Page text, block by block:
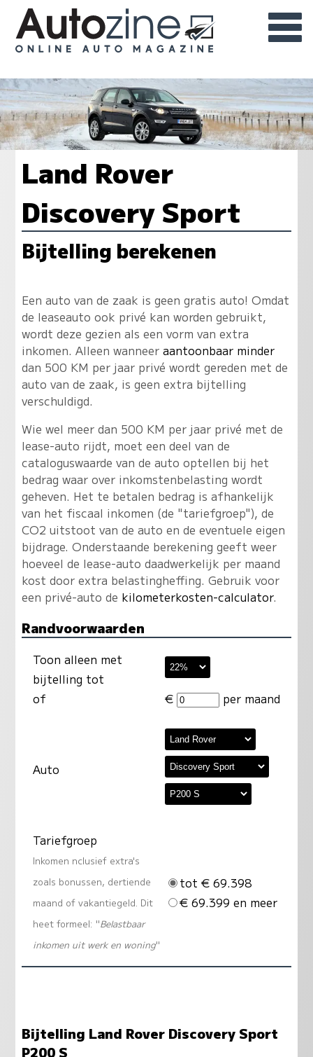
Land Rover
Discovery Sport
Bijtelling berekenen
Een auto van de zaak is geen gratis auto! Omdat
de leaseauto ook privé kan worden gebruikt,
wordt deze gezien als een vorm van extra
inkomen. Alleen wanneer aantoonbaar minder
dan 500 KM per jaar privé wordt gereden met de
auto van de zaak, is geen extra bijtelling
verschuldigd.
Wie wel meer dan 500 KM per jaar privé met de
lease-auto rijdt, moet een deel van de
cataloguswaarde van de auto optellen bij het
bedrag waar over inkomstenbelasting wordt
geheven. Het te betalen bedrag is afhankelijk
van het fiscaal inkomen (de "tariefgroep"), de
CO2 uitstoot van de auto en de eventuele eigen
bijdrage. Onderstaande berekening geeft weer
hoeveel de lease-auto daadwerkelijk per maand
kost door extra belastingheffing. Gebruik voor
een privé-auto de kilometerkosten-calculator.
Randvoorwaarden
Toon alleen met
bijtelling tot
of
€ per maand
Auto
Tariefgroep
Inkomen nclusief extra's
zoals bonussen, dertiende
maand of vakantiegeld. Dit
heet formeel: "Belastbaar
inkomen uit werk en woning"
tot € 69.398
€ 69.399 en meer
Bijtelling Land Rover Discovery Sport
P200 S